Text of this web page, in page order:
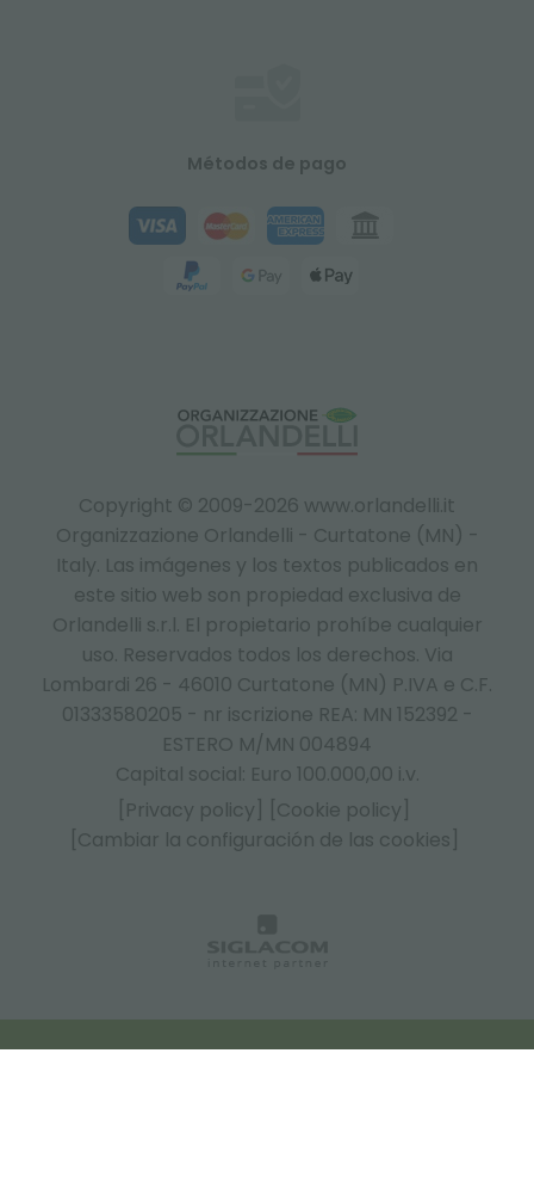
Copyright © 2009-2026 www.orlandelli.it
Organizzazione Orlandelli - Curtatone (MN) -
Italy. Las imágenes y los textos publicados en
este sitio web son propiedad exclusiva de
Orlandelli s.r.l. El propietario prohíbe cualquier
uso. Reservados todos los derechos. Via
Lombardi 26 - 46010 Curtatone (MN) P.IVA e C.F.
01333580205 - nr iscrizione REA: MN 152392 -
ESTERO M/MN 004894
Capital social: Euro 100.000,00 i.v.
[Privacy policy]
[Cookie policy]
[Cambiar la configuración de las cookies]
Métodos de pago